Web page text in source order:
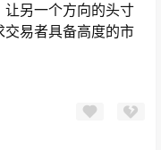
另一个方向的头寸
易者具备高度的市